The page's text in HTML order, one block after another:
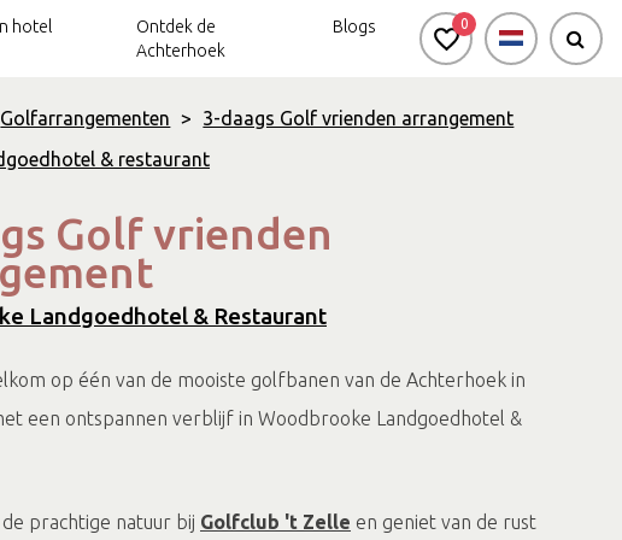
hotel
Ontdek de
Achterhoek
Blogs 0
Golfarrangementen >
3-daags Golf vrienden arrangement
& restaurant
Golf vrienden
Landgoedhotel & Restaurant
op één van de mooiste golfbanen van de Achterhoek in
een ontspannen verblijf in Woodbrooke Landgoedhotel &
prachtige natuur bij Golfclub 't Zelle en geniet van de rust